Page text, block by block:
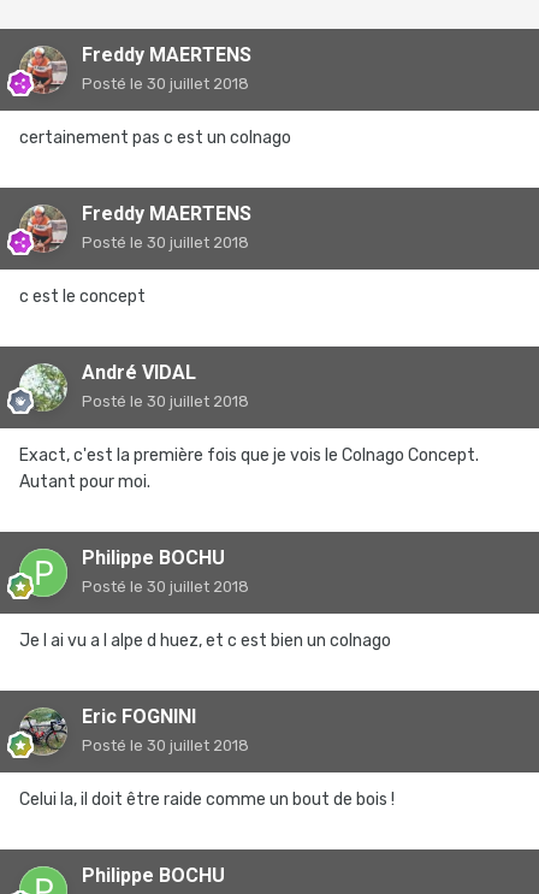
Freddy MAERTENS
Posté le 30 juillet 2018
certainement pas c est un colnago
Freddy MAERTENS
Posté le 30 juillet 2018
c est le concept
André VIDAL
Posté le 30 juillet 2018
Exact, c'est la première fois que je vois le Colnago Concept.
Autant pour moi.
Philippe BOCHU
Posté le 30 juillet 2018
Je l ai vu a l alpe d huez, et c est bien un colnago
Eric FOGNINI
Posté le 30 juillet 2018
Celui la, il doit être raide comme un bout de bois !
Philippe BOCHU